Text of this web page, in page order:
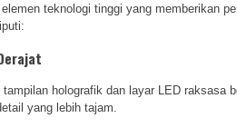
teknologi tinggi yang memberikan
holografik dan layar LED raksasa
yang lebih tajam.